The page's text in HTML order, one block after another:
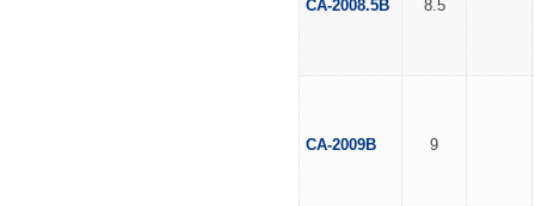
CA-2008.5B 8.5
CA-2009B 9